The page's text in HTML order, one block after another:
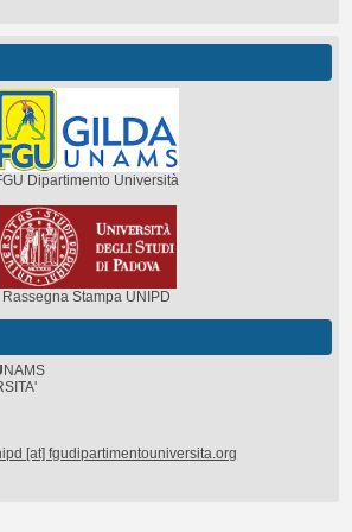
Dipartimento Università
Rassegna Stampa UNIPD
NAMS
[at] fgudipartimentouniversita.org